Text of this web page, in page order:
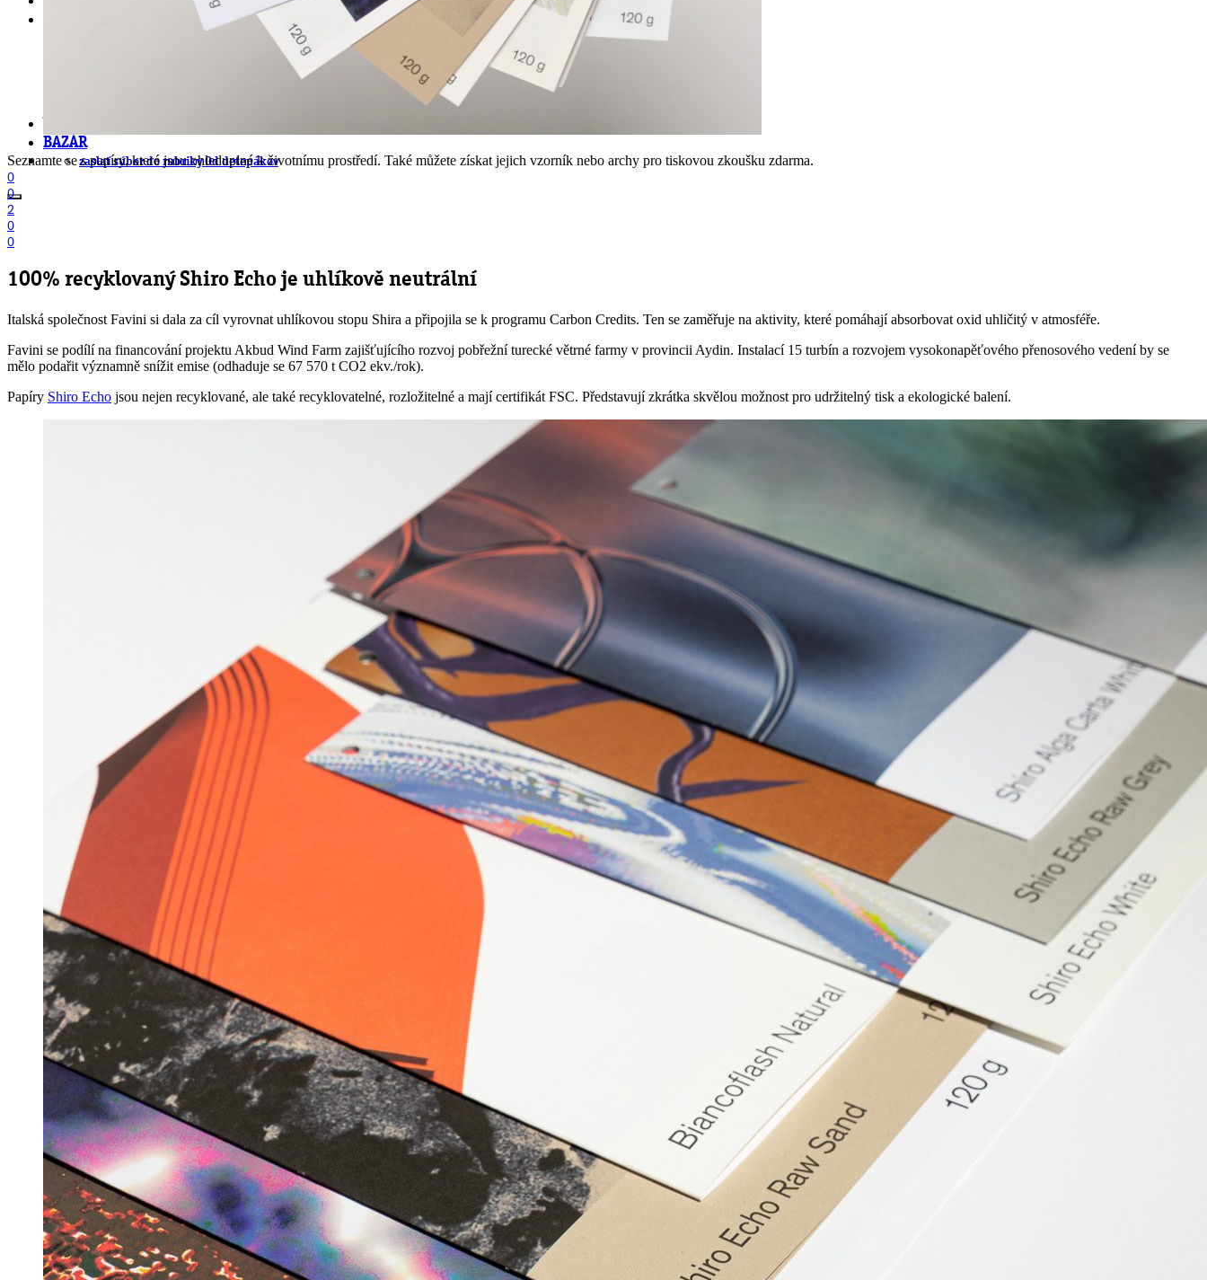
BAZÁR
zaslať súbor do rubriky Od detepákov
Seznamte se s papíry, které jsou ohleduplné k životnímu prostředí. Také můžete získat jejich vzorník nebo archy pro tiskovou zkoušku zdarma.
0
0
2
0
0
100% recyklovaný Shiro Echo je uhlíkově neutrální
Italská společnost Favini si dala za cíl vyrovnat uhlíkovou stopu Shira a připojila se k programu Carbon Credits. Ten se zaměřuje na aktivity, které pomáhají absorbovat oxid uhličitý v atmosféře.
Favini se podílí na financování projektu Akbud Wind Farm zajišťujícího rozvoj pobřežní turecké větrné farmy v provincii Aydin. Instalací 15 turbín a rozvojem vysokonapěťového přenosového vedení by se
mělo podařit významně snížit emise (odhaduje se 67 570 t CO2 ekv./rok).
Papíry Shiro Echo jsou nejen recyklované, ale také recyklovatelné, rozložitelné a mají certifikát FSC. Představují zkrátka skvělou možnost pro udržitelný tisk a ekologické balení.